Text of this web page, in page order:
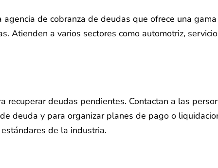
de cobranza de deudas que ofrece una
Atienden a varios sectores como automotriz,
recuperar deudas pendientes. Contactan a las
deuda y para organizar planes de pago o
de la industria.